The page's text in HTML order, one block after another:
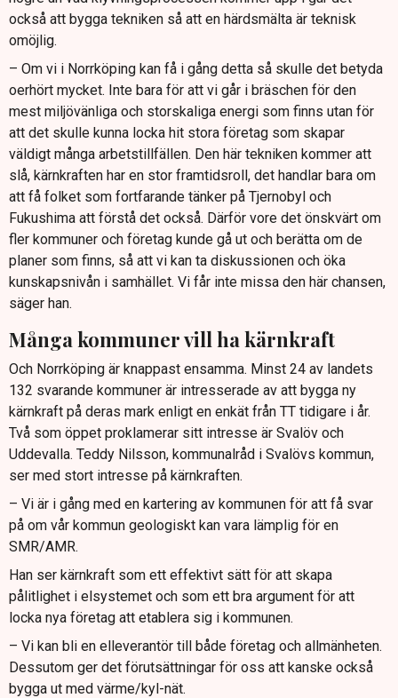
också att bygga tekniken så att en härdsmälta är teknisk
omöjlig.
– Om vi i Norrköping kan få i gång detta så skulle det betyda
oerhört mycket. Inte bara för att vi går i bräschen för den
mest miljövänliga och storskaliga energi som finns utan för
att det skulle kunna locka hit stora företag som skapar
väldigt många arbetstillfällen. Den här tekniken kommer att
slå, kärnkraften har en stor framtidsroll, det handlar bara om
att få folket som fortfarande tänker på Tjernobyl och
Fukushima att förstå det också. Därför vore det önskvärt om
fler kommuner och företag kunde gå ut och berätta om de
planer som finns, så att vi kan ta diskussionen och öka
kunskapsnivån i samhället. Vi får inte missa den här chansen,
säger han.
Många kommuner vill ha kärnkraft
Och Norrköping är knappast ensamma. Minst 24 av landets
132 svarande kommuner är intresserade av att bygga ny
kärnkraft på deras mark enligt en enkät från TT tidigare i år.
Två som öppet proklamerar sitt intresse är Svalöv och
Uddevalla. Teddy Nilsson, kommunalråd i Svalövs kommun,
ser med stort intresse på kärnkraften.
– Vi är i gång med en kartering av kommunen för att få svar
på om vår kommun geologiskt kan vara lämplig för en
SMR/AMR.
Han ser kärnkraft som ett effektivt sätt för att skapa
pålitlighet i elsystemet och som ett bra argument för att
locka nya företag att etablera sig i kommunen.
– Vi kan bli en elleverantör till både företag och allmänheten.
Dessutom ger det förutsättningar för oss att kanske också
bygga ut med värme/kyl-nät.